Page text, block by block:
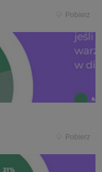
Pobierz
Pobierz